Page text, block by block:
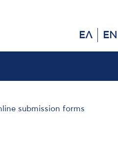
ΕΛ EN
submission forms